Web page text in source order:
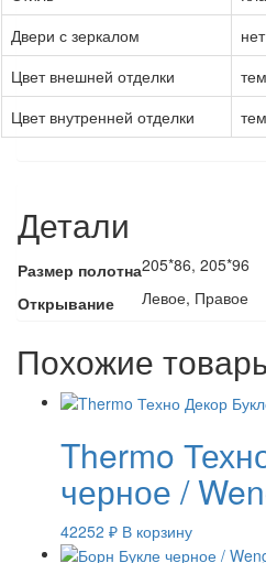
Двери с зеркалом
нет
Цвет внешней отделки
Цвет внутренней отделки
Детали
Размер полотна205*86, 205*96
Открывание
Левое, Правое
Похожие
Thermo
черное /
42252 ₽ В корзину